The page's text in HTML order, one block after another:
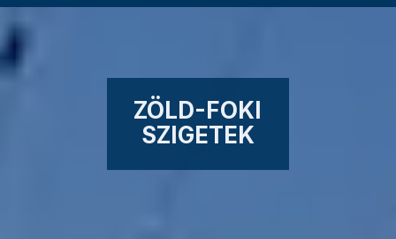
ZÖLD-FOKI
SZIGETEK